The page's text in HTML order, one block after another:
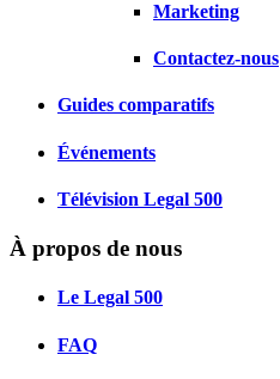
Marketing
Contactez-nous
Guides comparatifs
Événements
Télévision Legal 500
À propos de nous
Le Legal 500
FAQ